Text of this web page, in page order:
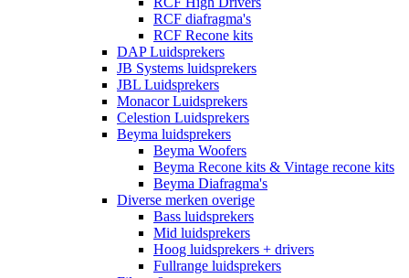
RCF diafragma's
RCF Recone kits
DAP Luidsprekers
JB Systems luidsprekers
JBL Luidsprekers
Monacor Luidsprekers
Celestion Luidsprekers
Beyma luidsprekers
Beyma Woofers
Beyma Recone kits & Vintage recone kits
Beyma Diafragma's
Diverse merken overige
Bass luidsprekers
Mid luidsprekers
Hoog luidsprekers + drivers
Fullrange luidsprekers